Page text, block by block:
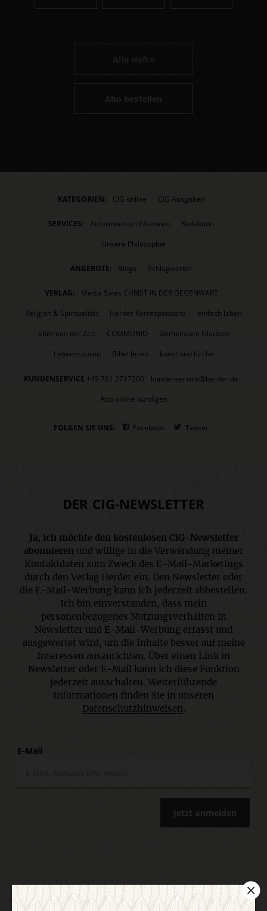
Abo bestellen
KATEGORIEN: CIG online CIG Ausgaben
SERVICES: Autorinnen und Autoren
Redaktion
Unsere Philosophie
ANGEBOTE: Blogs Schlagwörter
VERLAG:
Media Sales CHRIST IN DER GEGENWART
Religion & Spiritualität
Herder Korrespondenz
einfach leben
Stimmen der Zeit
COMMUNIO
Gemeinsam Glauben
Lebensspuren
Bibel lesen kunst und kirche
KUNDENSERVICE +49 761 2717200
kundenservice@herder.de
Abo online kündigen
FOLGEN SIE UNS: Facebook Twitter
DER CIG-NEWSLETTER
Ja, ich möchte den kostenlosen CiG-Newsletter
abonnieren und willige in die Verwendung meiner
Kontaktdaten zum Zweck des E-Mail-Marketings
durch den Verlag Herder ein. Den Newsletter oder
die E-Mail-Werbung kann ich jederzeit abbestellen.
Ich bin einverstanden, dass mein
personenbezogenes Nutzungsverhalten in
Newsletter und E-Mail-Werbung erfasst und
ausgewertet wird, um die Inhalte besser auf meine
Interessen auszurichten. Über einen Link in
Newsletter oder E-Mail kann ich diese Funktion
jederzeit ausschalten. Weiterführende
Informationen finden Sie in unseren
Datenschutzhinweisen .
E-Mail
Jetzt anmelden
AGB und Widerrufsbelehrung Datenschutz Barrierefreiheit